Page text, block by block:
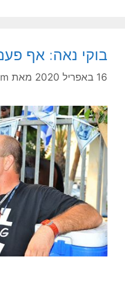
בוקי נאה: אף
16 באפריל 2020 מאת